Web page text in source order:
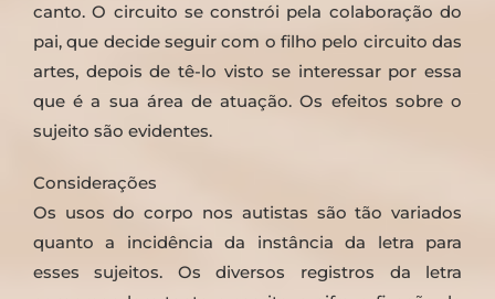
canto. O circuito se constrói pela colaboração do
pai, que decide seguir com o filho pelo circuito das
artes, depois de tê-lo visto se interessar por essa
que é a sua área de atuação. Os efeitos sobre o
sujeito são evidentes.
Considerações
Os usos do corpo nos autistas são tão variados
quanto a incidência da instância da letra para
esses sujeitos. Os diversos registros da letra